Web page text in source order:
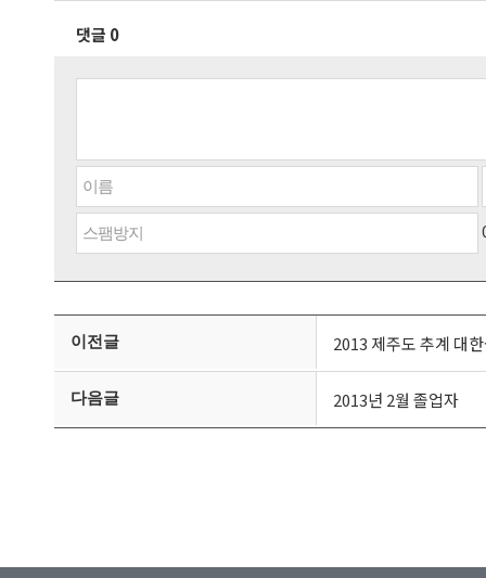
댓글 0
이전글 2013 제주도 추계 대
다음글 2013년 2월 졸업자